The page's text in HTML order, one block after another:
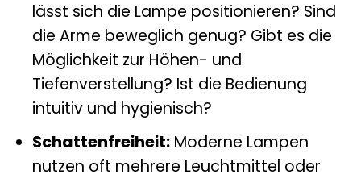
lässt sich die Lampe positionieren? Sind
die Arme beweglich genug? Gibt es die
Möglichkeit zur Höhen- und
Tiefenverstellung? Ist die Bedienung
intuitiv und hygienisch?
Schattenfreiheit:Moderne Lampen
nutzen oft mehrere Leuchtmittel oder